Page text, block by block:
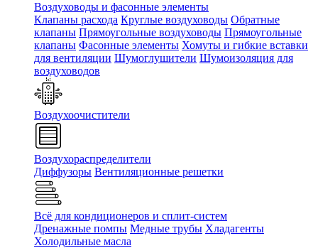
Воздуховоды и фасонные элементы
Клапаны расхода Круглые воздуховоды Обратные
клапаны Прямоугольные воздуховоды Прямоугольные
клапаны Фасонные элементы Хомуты и гибкие вставки
для вентиляции Шумоглушители Шумоизоляция для
воздуховодов
Воздухоочистители
Воздухораспределители
Диффузоры Вентиляционные решетки
Всё для кондиционеров и сплит-систем
Дренажные помпы Медные трубы Хладагенты
Холодильные масла